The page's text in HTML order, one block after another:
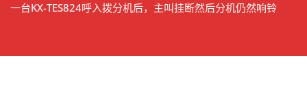
一台KX-TES824呼入拨分机后，主叫挂断然后分机仍然响铃